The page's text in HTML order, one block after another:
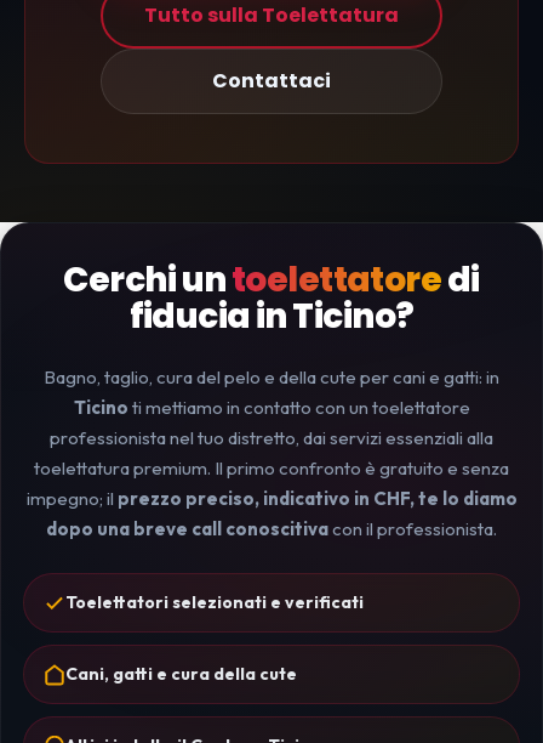
Tutto sulla Toelettatura
Contattaci
Cerchi untoelettatoredi
fiducia in Ticino?
Bagno, taglio, cura del pelo e della cute per cani e gatti: in
Ticino ti mettiamo in contatto con un toelettatore
professionista nel tuo distretto, dai servizi essenziali alla
toelettatura premium. Il primo confronto è gratuito e senza
impegno; il prezzo preciso, indicativo in CHF, te lo diamo
dopo una breve call conoscitivacon il professionista.
Toelettatori selezionati e verificati
Cani, gatti e cura della cute